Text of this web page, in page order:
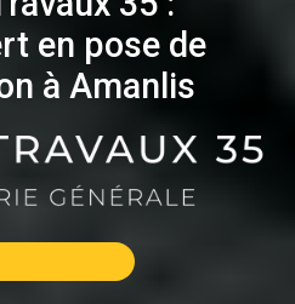
en pose de
à Amanlis